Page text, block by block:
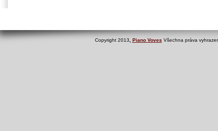
Copyright 2013 Piano Voves Všechna práva